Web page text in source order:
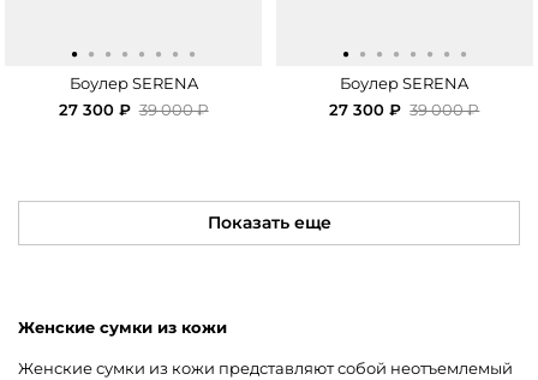
········
Боулер SERENA
27 300 ₽ 39 000 ₽
········
Боулер SERENA
27 300 ₽ 39 000 ₽
Показать еще
Женские сумки из кожи
Женские сумки из кожи представляют собой неотъемлемый